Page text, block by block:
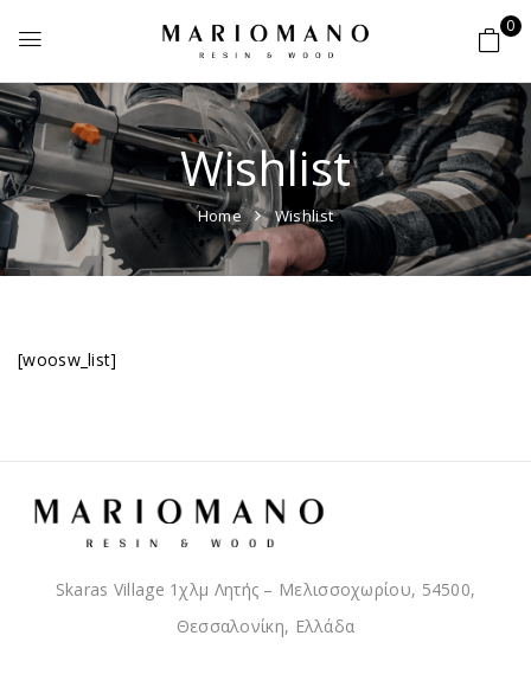
0
Wishlist
Home Wishlist
[woosw_list]
Skaras Village 1χλμ Λητής – Μελισσοχωρίου, 54500,
Θεσσαλονίκη, Ελλάδα